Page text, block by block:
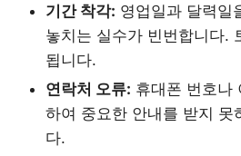
기간 착각: 영업일과 달력일
놓치는 실수가 빈번합니다.
됩니다.
연락처 오류: 휴대폰 번호나
하여 중요한 안내를 받지 못
다.